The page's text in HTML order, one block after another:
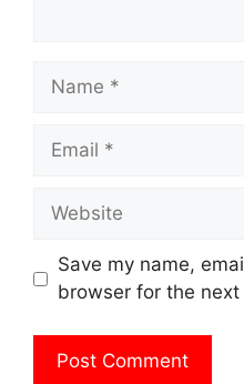
Name
Email
Website
Save my name,
browser for the